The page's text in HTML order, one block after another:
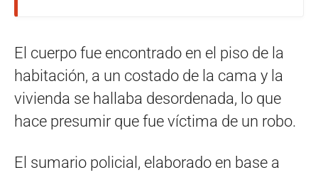
El cuerpo fue encontrado en el piso de la
habitación, a un costado de la cama y la
vivienda se hallaba desordenada, lo que
hace presumir que fue víctima de un robo.
El sumario policial, elaborado en base a